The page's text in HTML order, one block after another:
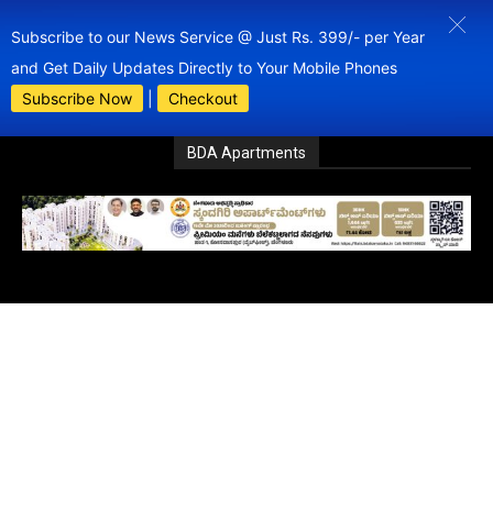
Subscribe to our News Service @ Just Rs. 399/- per Year
and Get Daily Updates Directly to Your Mobile Phones
Subscribe Now
Checkout
BDA Apartments